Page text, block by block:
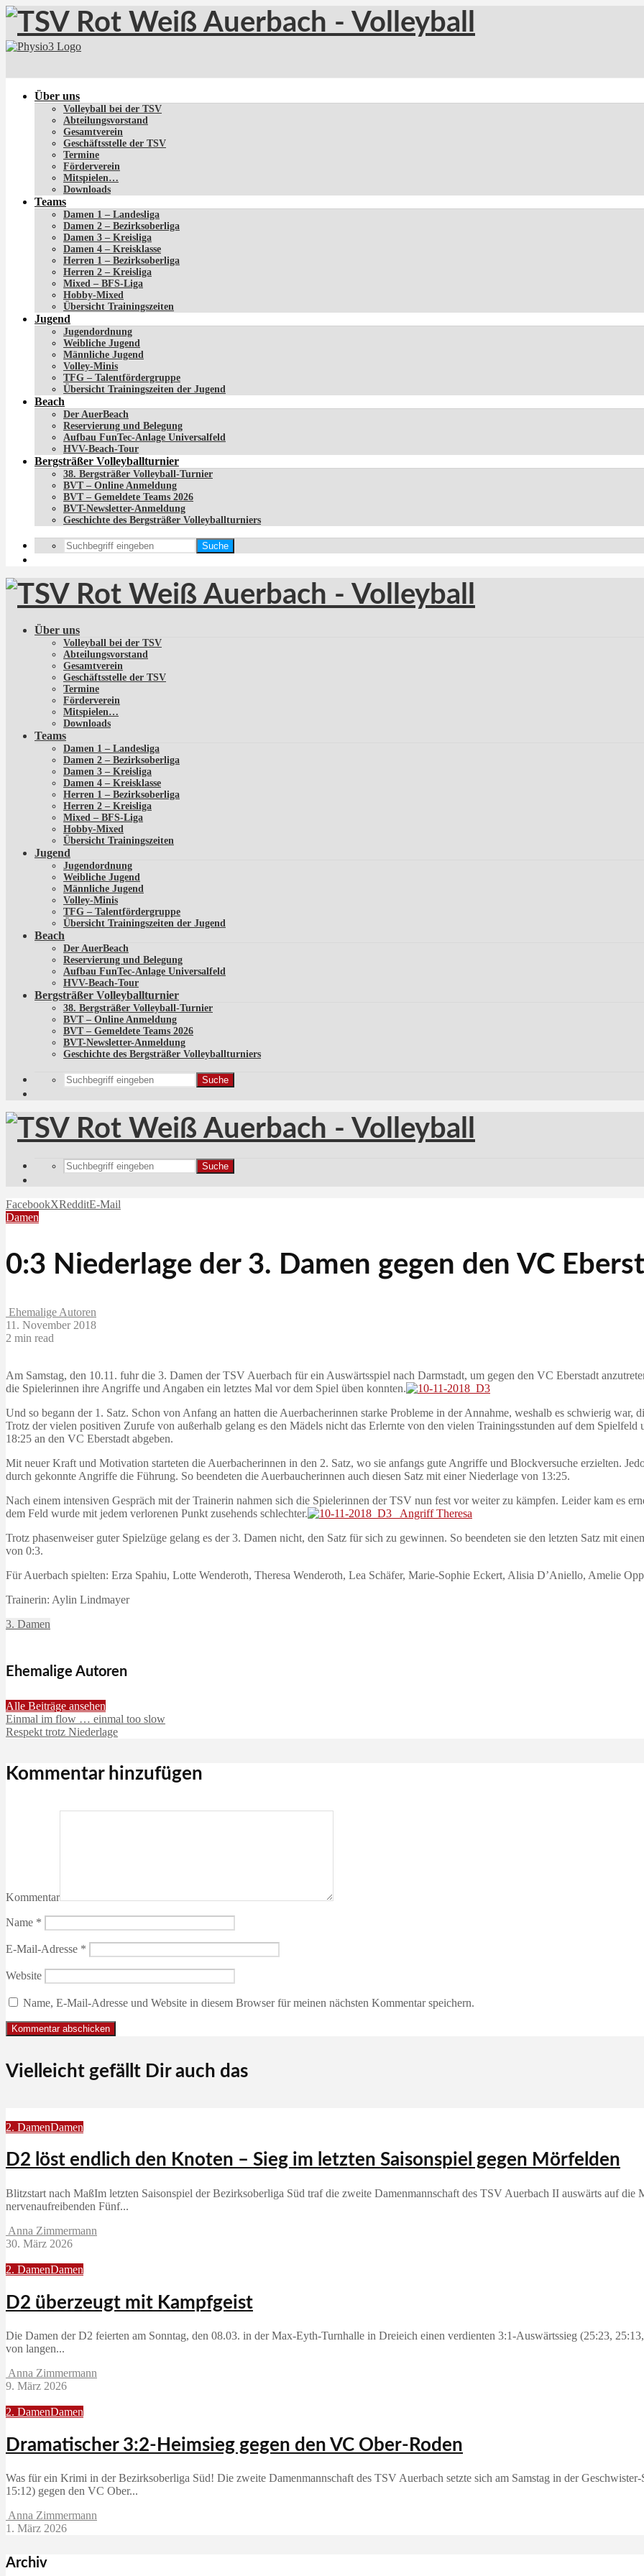
Über uns
Volleyball bei der TSV
Abteilungsvorstand
Gesamtverein
Geschäftsstelle der TSV
Termine
Förderverein
Mitspielen…
Downloads
Teams
Damen 1 – Landesliga
Damen 2 – Bezirksoberliga
Damen 3 – Kreisliga
Damen 4 – Kreisklasse
Herren 1 – Bezirksoberliga
Herren 2 – Kreisliga
Mixed – BFS-Liga
Hobby-Mixed
Übersicht Trainingszeiten
Jugend
Jugendordnung
Weibliche Jugend
Männliche Jugend
Volley-Minis
TFG – Talentfördergruppe
Übersicht Trainingszeiten der Jugend
Beach
Der AuerBeach
Reservierung und Belegung
Aufbau FunTec-Anlage Universalfeld
HVV-Beach-Tour
Bergsträßer Volleyballturnier
38. Bergsträßer Volleyball-Turnier
BVT – Online Anmeldung
BVT – Gemeldete Teams 2026
BVT-Newsletter-Anmeldung
Geschichte des Bergsträßer Volleyballturniers
Suche
Über uns
Volleyball bei der TSV
Abteilungsvorstand
Gesamtverein
Geschäftsstelle der TSV
Termine
Förderverein
Mitspielen…
Downloads
Teams
Damen 1 – Landesliga
Damen 2 – Bezirksoberliga
Damen 3 – Kreisliga
Damen 4 – Kreisklasse
Herren 1 – Bezirksoberliga
Herren 2 – Kreisliga
Mixed – BFS-Liga
Hobby-Mixed
Übersicht Trainingszeiten
Jugend
Jugendordnung
Weibliche Jugend
Männliche Jugend
Volley-Minis
TFG – Talentfördergruppe
Übersicht Trainingszeiten der Jugend
Beach
Der AuerBeach
Reservierung und Belegung
Aufbau FunTec-Anlage Universalfeld
HVV-Beach-Tour
Bergsträßer Volleyballturnier
38. Bergsträßer Volleyball-Turnier
BVT – Online Anmeldung
BVT – Gemeldete Teams 2026
BVT-Newsletter-Anmeldung
Geschichte des Bergsträßer Volleyballturniers
Suche
Suche
FacebookXRedditE-Mail
Damen
0:3 Niederlage der 3. Damen gegen den VC
Ehemalige Autoren
11. November 2018
2 min read
Am Samstag, den 10.11. fuhr die 3. Damen der TSV Auerbach für ein Auswärtsspiel nach Darmstadt, um gegen den VC Eberstadt
die Spielerinnen ihre Angriffe und Angaben ein letztes Mal vor dem Spiel üben konnten.
Und so begann der 1. Satz. Schon von Anfang an hatten die Auerbacherinnen starke Probleme in der Annahme, weshalb es schwierig war,
Trotz der vielen positiven Zurufe von außerhalb gelang es den Mädels nicht das Erlernte von den vielen Trainingsstunden auf dem Spielfeld
18:25 an den VC Eberstadt abgeben.
Mit neuer Kraft und Motivation starteten die Auerbacherinnen in den 2. Satz, wo sie anfangs gute Angriffe und Blockversuche erzielten.
durch gekonnte Angriffe die Führung. So beendeten die Auerbaucherinnen auch diesen Satz mit einer Niederlage von 13:25.
Nach einem intensiven Gespräch mit der Trainerin nahmen sich die Spielerinnen der TSV nun fest vor weiter zu kämpfen. Leider kam es
dem Feld wurde mit jedem verlorenen Punkt zusehends schlechter.
Trotz phasenweiser guter Spielzüge gelang es der 3. Damen nicht, den Satz für sich zu gewinnen. So beendeten sie den letzten Satz mit
von 0:3.
Für Auerbach spielten: Erza Spahiu, Lotte Wenderoth, Theresa Wenderoth, Lea Schäfer, Marie-Sophie Eckert, Alisia D’Aniello, Amelie
Trainerin: Aylin Lindmayer
3. Damen
Ehemalige Autoren
Alle Beiträge ansehen
Einmal im flow … einmal too slow
Respekt trotz Niederlage
Kommentar hinzufügen
Kommentar
Name *
E-Mail-Adresse *
Website
Name, E-Mail-Adresse und Website in diesem Browser für meinen nächsten Kommentar speichern.
Vielleicht gefällt Dir auch das
2. DamenDamen
D2 löst endlich den Knoten – Sieg im letzten Saisonspiel gegen Mörfelden
Blitzstart nach MaßIm letzten Saisonspiel der Bezirksoberliga Süd traf die zweite Damenmannschaft des TSV Auerbach II auswärts auf
nervenaufreibenden Fünf...
Anna Zimmermann
30. März 2026
2. DamenDamen
D2 überzeugt mit Kampfgeist
Die Damen der D2 feierten am Sonntag, den 08.03. in der Max‑Eyth‑Turnhalle in Dreieich einen verdienten 3:1‑Auswärtssieg (25:23,
von langen...
Anna Zimmermann
9. März 2026
2. DamenDamen
Dramatischer 3:2-Heimsieg gegen den VC Ober-Roden
Was für ein Krimi in der Bezirksoberliga Süd! Die zweite Damenmannschaft des TSV Auerbach setzte sich am Samstag in der
15:12) gegen den VC Ober...
Anna Zimmermann
1. März 2026
Archiv